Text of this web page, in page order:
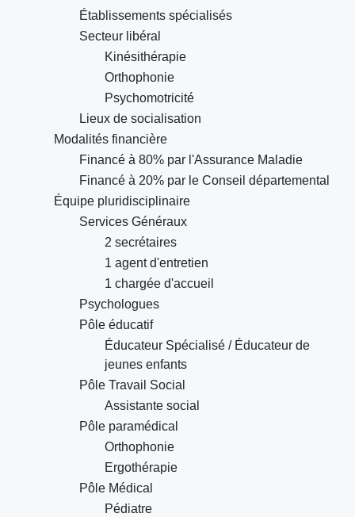
Établissements spécialisés
Secteur libéral
Kinésithérapie
Orthophonie
Psychomotricité
Lieux de socialisation
Modalités financière
Financé à 80% par l'Assurance Maladie
Financé à 20% par le Conseil départemental
Équipe pluridisciplinaire
Services Généraux
2 secrétaires
1 agent d'entretien
1 chargée d'accueil
Psychologues
Pôle éducatif
Éducateur Spécialisé / Éducateur de
jeunes enfants
Pôle Travail Social
Assistante social
Pôle paramédical
Orthophonie
Ergothérapie
Pôle Médical
Pédiatre